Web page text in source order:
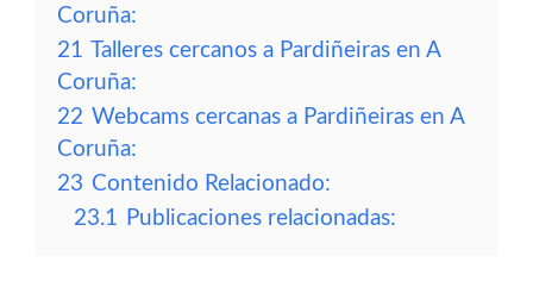
Coruña:
21 Talleres cercanos a Pardiñeiras en A
Coruña:
22 Webcams cercanas a Pardiñeiras en A
Coruña:
23 Contenido Relacionado:
23.1 Publicaciones relacionadas: